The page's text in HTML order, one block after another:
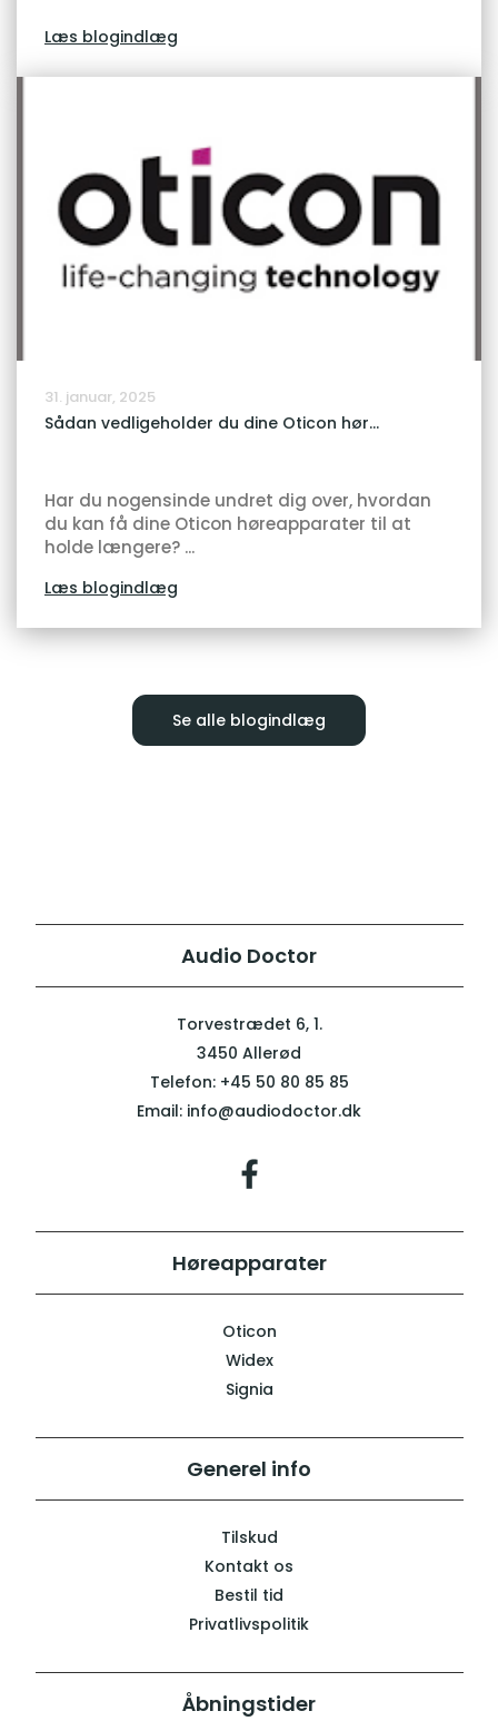
Læs blogindlæg
31. januar, 2025
Sådan vedligeholder du dine Oticon hør...
Har du nogensinde undret dig over, hvordan
du kan få dine Oticon høreapparater til at
holde længere? ...
Læs blogindlæg
Se alle blogindlæg
Audio Doctor
Torvestrædet 6, 1.
3450 Allerød
Telefon: +45 50 80 85 85
Email: info@audiodoctor.dk
Høreapparater
Oticon
Widex
Signia
Generel info
Tilskud
Kontakt os
Bestil tid
Privatlivspolitik
Åbningstider